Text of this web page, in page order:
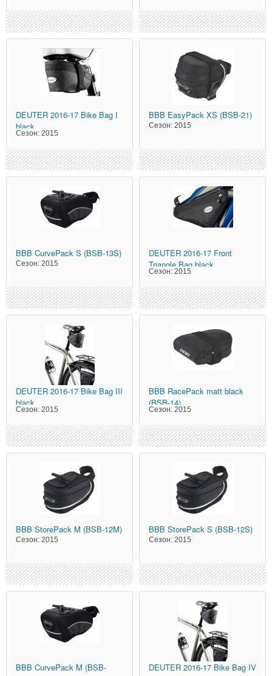
DEUTER 2016-17 Bike Bag I
black
Сезон: 2015
BBB EasyPack XS (BSB-21)
Сезон: 2015
BBB CurvePack S (BSB-13S)
Сезон: 2015
DEUTER 2016-17 Front
Triangle Bag black
Сезон: 2015
DEUTER 2016-17 Bike Bag III
black
Сезон: 2015
BBB RacePack matt black
(BSB-14)
Сезон: 2015
BBB StorePack M (BSB-12M)
Сезон: 2015
BBB StorePack S (BSB-12S)
Сезон: 2015
BBB CurvePack M (BSB-
DEUTER 2016-17 Bike Bag IV